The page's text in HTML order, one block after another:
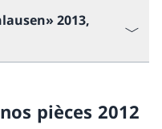
2013,
pièces 2012